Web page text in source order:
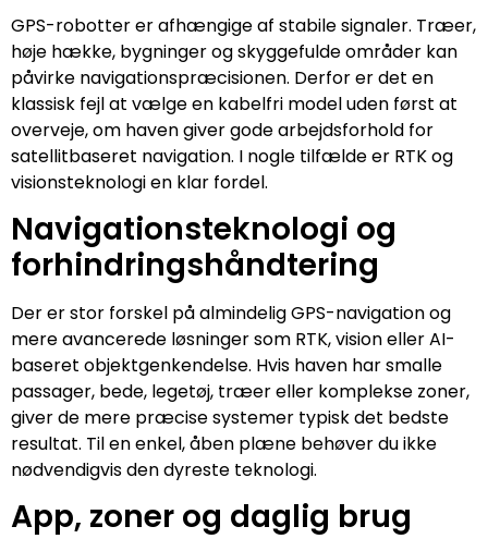
GPS-robotter er afhængige af stabile signaler. Træer,
høje hække, bygninger og skyggefulde områder kan
påvirke navigationspræcisionen. Derfor er det en
klassisk fejl at vælge en kabelfri model uden først at
overveje, om haven giver gode arbejdsforhold for
satellitbaseret navigation. I nogle tilfælde er RTK og
visionsteknologi en klar fordel.
Navigationsteknologi og
forhindringshåndtering
Der er stor forskel på almindelig GPS-navigation og
mere avancerede løsninger som RTK, vision eller AI-
baseret objektgenkendelse. Hvis haven har smalle
passager, bede, legetøj, træer eller komplekse zoner,
giver de mere præcise systemer typisk det bedste
resultat. Til en enkel, åben plæne behøver du ikke
nødvendigvis den dyreste teknologi.
App, zoner og daglig brug